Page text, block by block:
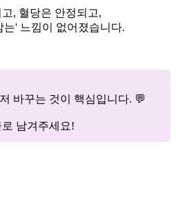
, 혈당은 안정되고,
' 느낌이 없어졌습니다.
바꾸는 것이 핵심입니다. 💬
남겨주세요!